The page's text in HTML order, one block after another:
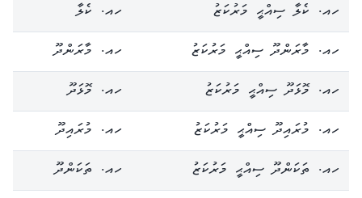
ހއ. ކެލާ ސިއްޙީ މަރުކަޒު
ހއ. ކެލާ
ހއ. މާރަންދޫ ސިއްޙީ މަރުކަޒު
ހއ. މާރަންދޫ
ހއ. މޮޅަދޫ ސިއްޙީ މަރުކަޒު
ހއ. މޮޅަދޫ
ހއ. މުރައިދޫ ސިއްޙީ މަރުކަޒު
ހއ. މުރައިދޫ
ހއ. ތަކަންދޫ ސިއްޙީ މަރުކަޒު
ހއ. ތަކަންދޫ